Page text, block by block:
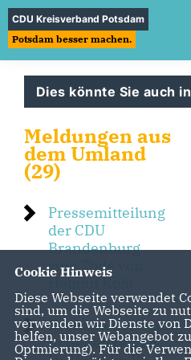
CDU Kreisverband Potsdam
Potsdam besser machen.
Dies könnte Sie auch
Meldungen aus
dem Umland
(29)
Pressemitteilung
der CDU
Brandenburg
zum Tode von
Kranzniederlegung
in Gedenken an
Cookie Hinweis
Diese Webseite verwendet
sind, um die Webseite zu
verwenden wir Dienste von
helfen, unser Webangebot
Optmierung). Für die